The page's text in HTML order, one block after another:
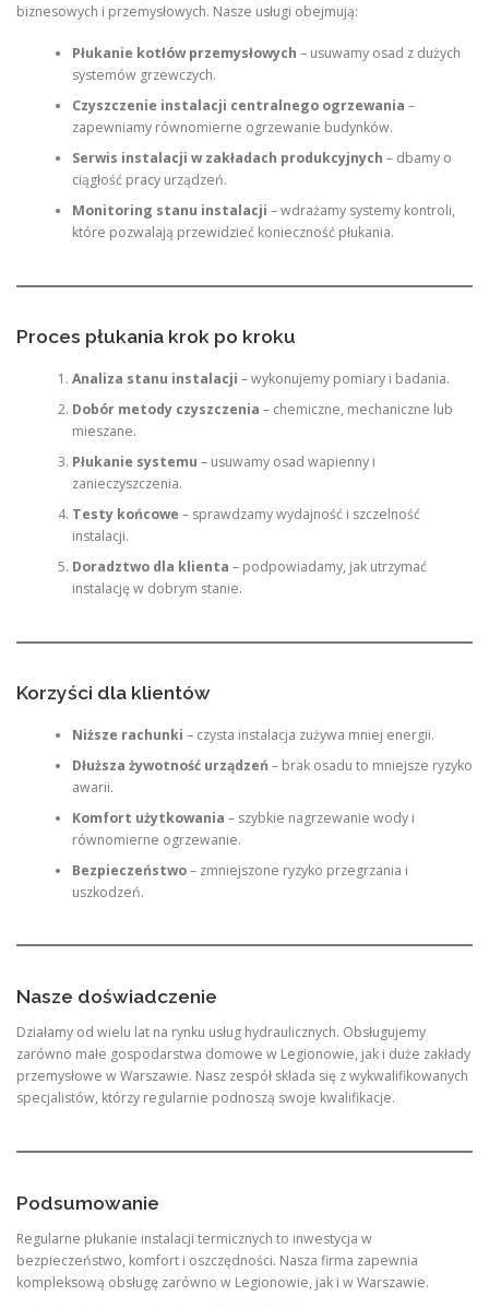
biznesowych i przemysłowych. Nasze usługi obejmują:
Płukanie kotłów przemysłowych – usuwamy osad z dużych
systemów grzewczych.
Czyszczenie instalacji centralnego ogrzewania –
zapewniamy równomierne ogrzewanie budynków.
Serwis instalacji w zakładach produkcyjnych – dbamy o
ciągłość pracy urządzeń.
Monitoring stanu instalacji – wdrażamy systemy kontroli,
które pozwalają przewidzieć konieczność płukania.
Proces płukania krok po kroku
Analiza stanu instalacji – wykonujemy pomiary i badania.
Dobór metody czyszczenia – chemiczne, mechaniczne lub
mieszane.
Płukanie systemu – usuwamy osad wapienny i
zanieczyszczenia.
Testy końcowe – sprawdzamy wydajność i szczelność
instalacji.
Doradztwo dla klienta – podpowiadamy, jak utrzymać
instalację w dobrym stanie.
Korzyści dla klientów
Niższe rachunki – czysta instalacja zużywa mniej energii.
Dłuższa żywotność urządzeń – brak osadu to mniejsze ryzyko
awarii.
Komfort użytkowania – szybkie nagrzewanie wody i
równomierne ogrzewanie.
Bezpieczeństwo– zmniejszone ryzyko przegrzania i
uszkodzeń.
Nasze doświadczenie
Działamy od wielu lat na rynku usług hydraulicznych. Obsługujemy
zarówno małe gospodarstwa domowe w Legionowie, jak i duże zakłady
przemysłowe w Warszawie. Nasz zespół składa się z wykwalifikowanych
specjalistów, którzy regularnie podnoszą swoje kwalifikacje.
Podsumowanie
Regularne płukanie instalacji termicznych to inwestycja w
bezpieczeństwo, komfort i oszczędności. Nasza firma zapewnia
kompleksową obsługę zarówno w Legionowie, jak i w Warszawie.